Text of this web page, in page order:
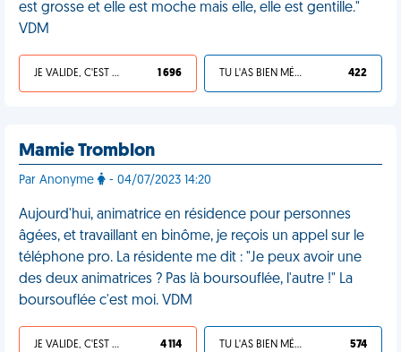
est grosse et elle est moche mais elle, elle est gentille."
VDM
JE VALIDE, C'EST UNE VDM 1 696 TU L'AS BIEN MÉRITÉ 422
Mamie Tromblon
Par Anonyme - 04/07/2023 14:20
Aujourd'hui, animatrice en résidence pour personnes
âgées, et travaillant en binôme, je reçois un appel sur le
téléphone pro. La résidente me dit : "Je peux avoir une
des deux animatrices ? Pas là boursouflée, l'autre !" La
boursouflée c'est moi. VDM
JE VALIDE, C'EST UNE VDM 4 114 TU L'AS BIEN MÉRITÉ 574